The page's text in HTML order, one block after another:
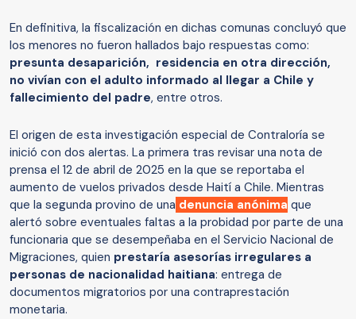
En definitiva, la fiscalización en dichas comunas concluyó que
los menores no fueron hallados bajo respuestas como:
presunta desaparición, residencia en otra dirección,
no vivían con el adulto informado al llegar a Chile y
fallecimiento del padre, entre otros.
El origen de esta investigación especial de Contraloría se
inició con dos alertas. La primera tras revisar una nota de
prensa el 12 de abril de 2025 en la que se reportaba el
aumento de vuelos privados desde Haití a Chile. Mientras
que la segunda provino de una denuncia anónima que
alertó sobre eventuales faltas a la probidad por parte de una
funcionaria que se desempeñaba en el Servicio Nacional de
Migraciones, quien prestaría asesorías irregulares a
personas de nacionalidad haitiana: entrega de
documentos migratorios por una contraprestación
monetaria.